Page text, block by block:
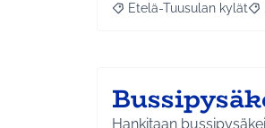
Rajaa tulokset aihepiirin
Etelä-Tuusulan kylät
Hankitaan